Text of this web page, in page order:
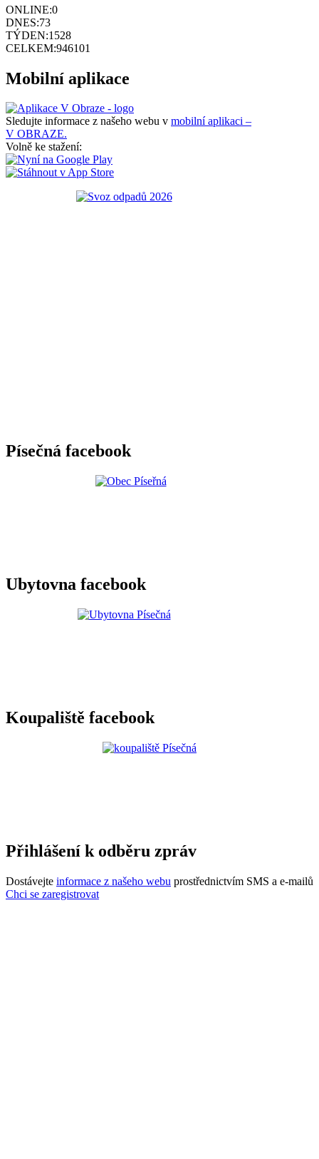
ONLINE:0
DNES:73
TÝDEN:1528
CELKEM:946101
Mobilní aplikace
Sledujte informace z našeho webu v mobilní aplikaci –
V OBRAZE.
Volně ke stažení:
Písečná facebook
Ubytovna facebook
Koupaliště facebook
Přihlášení k odběru zpráv
Dostávejte informace z našeho webu prostřednictvím SMS a e-mailů
Chci se zaregistrovat